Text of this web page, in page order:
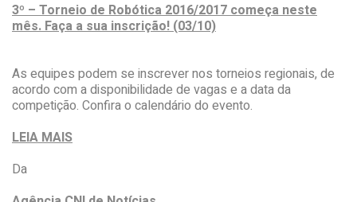
3º – Torneio de Robótica 2016/2017 começa neste
mês. Faça a sua inscrição! (03/10)
As equipes podem se inscrever nos torneios regionais, de
acordo com a disponibilidade de vagas e a data da
competição. Confira o calendário do evento.
LEIA MAIS
Da